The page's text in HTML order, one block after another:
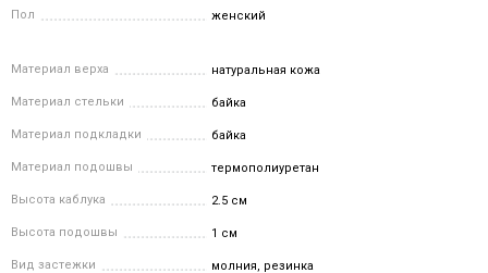
Пол женский
Материал верха натуральная кожа
Материал стельки байка
Материал подкладки байка
Материал подошвы термополиуретан
Высота каблука 2.5 см
Высота подошвы 1 см
Вид застежки молния, резинка